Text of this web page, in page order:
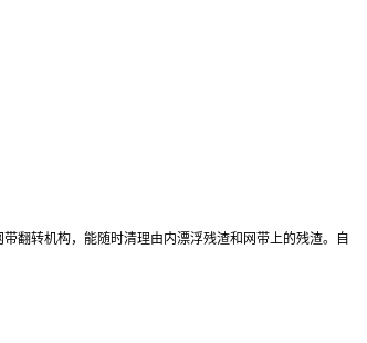
翻转机构，能随时清理由内漂浮残渣和网带上的残渣。自